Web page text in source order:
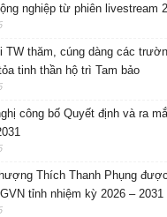
nghiệp từ phiên livestream
TW thăm, cúng dàng các
tinh thần hộ trì Tam bảo
công bố Quyết định và ra
Thích Thanh Phụng
tỉnh nhiệm kỳ 2026 – 2031